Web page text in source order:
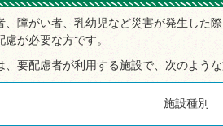
、障がい者、乳幼児など災害が発生した
が必要な方です。
要配慮者が利用する施設で、次のような
施設種別